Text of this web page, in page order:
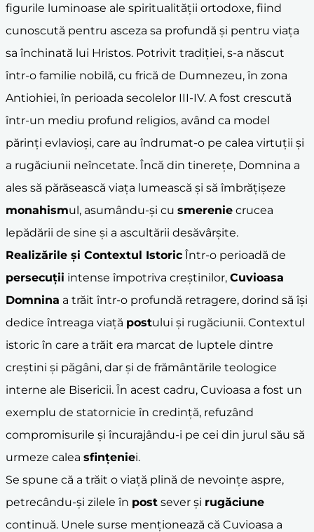
figurile luminoase ale spiritualității ortodoxe, fiind
cunoscută pentru asceza sa profundă și pentru viața
sa închinată lui Hristos. Potrivit tradiției, s-a născut
într-o familie nobilă, cu frică de Dumnezeu, în zona
Antiohiei, în perioada secolelor III-IV. A fost crescută
într-un mediu profund religios, având ca model
părinți evlavioși, care au îndrumat-o pe calea virtuții și
a rugăciunii neîncetate. Încă din tinerețe, Domnina a
ales să părăsească viața lumească și să îmbrățișeze
monahismul, asumându-și cu smerenie crucea
lepădării de sine și a ascultării desăvârșite.
Realizările și Contextul Istoric Într-o perioadă de
persecuții intense împotriva creștinilor, Cuvioasa
Domnina a trăit într-o profundă retragere, dorind să își
dedice întreaga viață postului și rugăciunii. Contextul
istoric în care a trăit era marcat de luptele dintre
creștini și păgâni, dar și de frământările teologice
interne ale Bisericii. În acest cadru, Cuvioasa a fost un
exemplu de statornicie în credință, refuzând
compromisurile și încurajându-i pe cei din jurul său să
urmeze calea sfințeniei.
Se spune că a trăit o viață plină de nevoințe aspre,
petrecându-și zilele în post sever și rugăciune
continuă. Unele surse menționează că Cuvioasa a